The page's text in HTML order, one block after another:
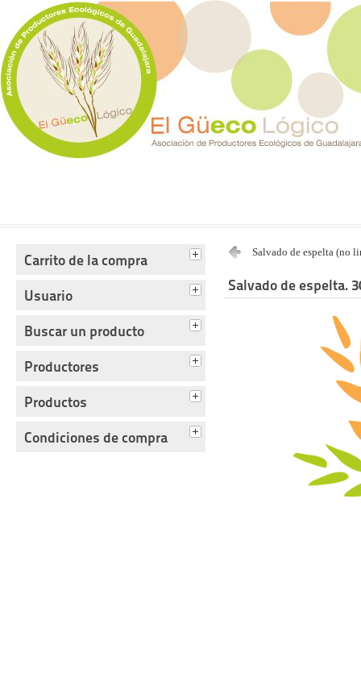
Carrito de la compra
Usuario
Buscar un producto
Productores
Productos
Condiciones de compra
Salvado de espelta (no
Salvado de espelta.